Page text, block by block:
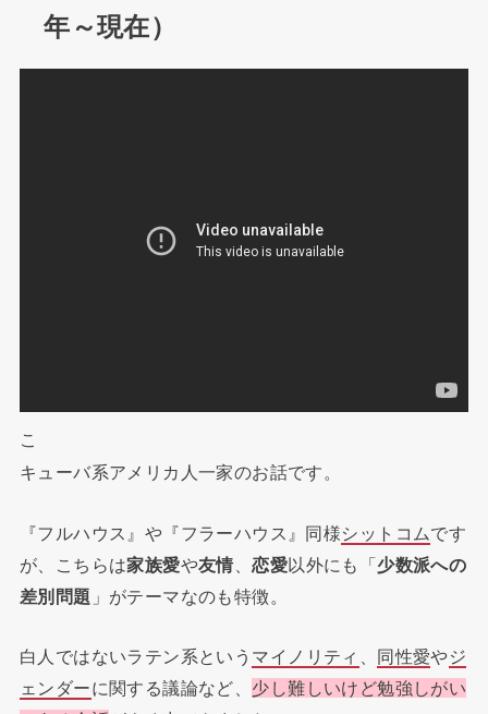
年～現在）
こ
キューバ系アメリカ人一家のお話です。
『フルハウス』や『フラーハウス』同様シットコムです
が、こちらは家族愛や友情、恋愛以外にも「少数派への
差別問題 」がテーマなのも特徴。
白人ではないラテン系という マイノリティ 同性愛やジ
ェンダーに関する議論など、 少し難しいけど勉強しがい